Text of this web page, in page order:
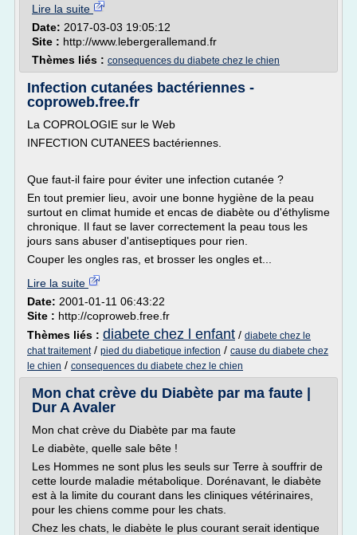
Lire la suite
Date: 2017-03-03 19:05:12
Site : http://www.lebergerallemand.fr
Thèmes liés : consequences du diabete chez le chien
Infection cutanées bactériennes -
coproweb.free.fr
La COPROLOGIE sur le Web
INFECTION CUTANEES bactériennes.
Que faut-il faire pour éviter une infection cutanée ?
En tout premier lieu, avoir une bonne hygiène de la peau
surtout en climat humide et encas de diabète ou d'éthylisme
chronique. Il faut se laver correctement la peau tous les
jours sans abuser d'antiseptiques pour rien.
Couper les ongles ras, et brosser les ongles et...
Lire la suite
Date: 2001-01-11 06:43:22
Site : http://coproweb.free.fr
Thèmes liés : diabete chez l enfant / diabete chez le
chat traitement/ pied du diabetique infection / cause du diabete chez
le chien / consequences du diabete chez le chien
Mon chat crève du Diabète par ma faute |
Dur A Avaler
Mon chat crève du Diabète par ma faute
Le diabète, quelle sale bête !
Les Hommes ne sont plus les seuls sur Terre à souffrir de
cette lourde maladie métabolique. Dorénavant, le diabète
est à la limite du courant dans les cliniques vétérinaires,
pour les chiens comme pour les chats.
Chez les chats, le diabète le plus courant serait identique